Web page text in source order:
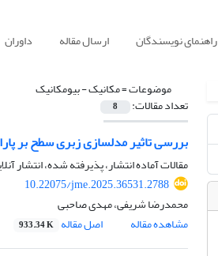
راهنمای نویسندگان ارسال مقاله داوران
موضوعات =مکانیک - بیومکانیک
تعداد مقالات: 8
بررسی تاثیر مدلسازی زبری سطح بر
مقالات آماده انتشار، پذیرفته شده، انتشار
10.22075/jme.2025.36531.2788
محمدرضا شریفی، مهدی صاحبی
مشاهده مقاله
اصل مقاله 933.34 K